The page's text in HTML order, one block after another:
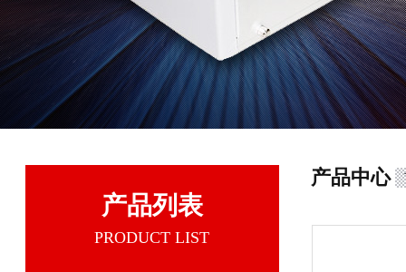
产品列表
PRODUCT LIST
产品中心